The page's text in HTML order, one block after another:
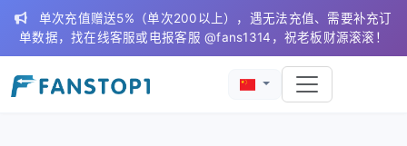
单次充值赠送5%（单次200以上），遇无法充值、需要补充订
单数据，找在线客服或电报客服 @fans1314，祝老板财源滚滚！